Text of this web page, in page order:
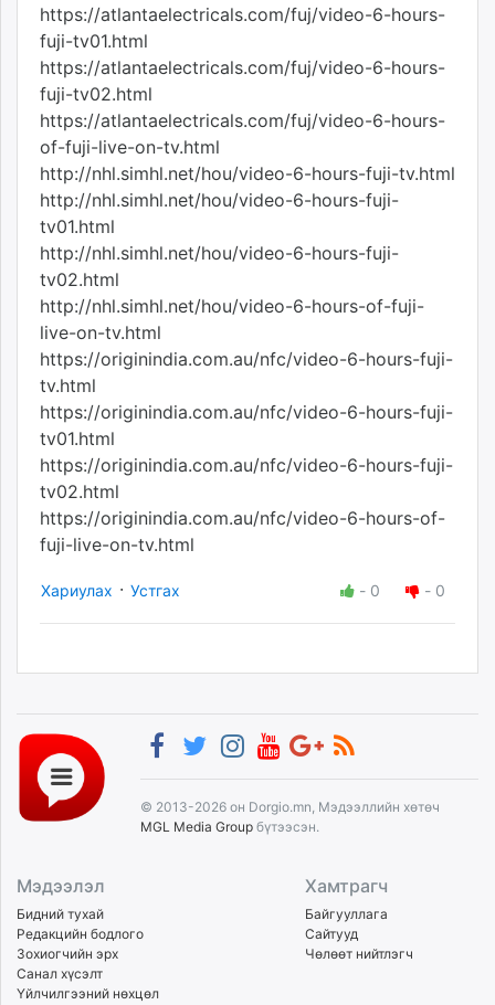
https://atlantaelectricals.com/fuj/video-6-hours-
fuji-tv01.html
https://atlantaelectricals.com/fuj/video-6-hours-
fuji-tv02.html
https://atlantaelectricals.com/fuj/video-6-hours-
of-fuji-live-on-tv.html
http://nhl.simhl.net/hou/video-6-hours-fuji-tv.html
http://nhl.simhl.net/hou/video-6-hours-fuji-
tv01.html
http://nhl.simhl.net/hou/video-6-hours-fuji-
tv02.html
http://nhl.simhl.net/hou/video-6-hours-of-fuji-
live-on-tv.html
https://originindia.com.au/nfc/video-6-hours-fuji-
tv.html
https://originindia.com.au/nfc/video-6-hours-fuji-
tv01.html
https://originindia.com.au/nfc/video-6-hours-fuji-
tv02.html
https://originindia.com.au/nfc/video-6-hours-of-
fuji-live-on-tv.html
Хариулах · Устгах - 0 - 0
© 2013-2026 он Dorgio.mn, Мэдээллийн хөтөч
MGL Media Group бүтээсэн.
Мэдээлэл
Бидний тухай
Редакцийн бодлого
Зохиогчийн эрх
Санал хүсэлт
Үйлчилгээний нөхцөл
Хамтрагч
Байгууллага
Сайтууд
Чөлөөт нийтлэгч